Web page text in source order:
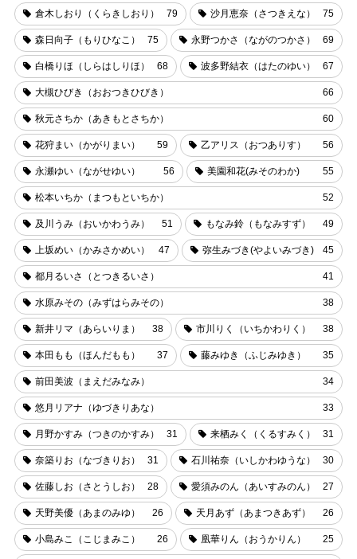
倉木しおり（くらきしおり） 79 沙月恵奈（さつきえな） 75
森日向子（もりひなこ） 75 永野つかさ（ながのつかさ） 69
白橋りほ（しらはしりほ） 68 波多野結衣（はたのゆい） 67
大槻ひびき（おおつきひびき） 66
秋元さちか（あきもとさちか） 60
花狩まい（かがりまい） 59 乙アリス（おつありす） 56
永瀬ゆい（ながせゆい） 56 美園和花(みそのわか) 55
松本いちか（まつもといちか） 52
及川うみ（おいかわうみ） 51 もなみ鈴（もなみすず） 49
上坂めい（かみさかめい） 47 弥生みづき(やよいみづき) 45
都月るいさ（とつきるいさ） 41
水原みその（みずはらみその） 38
新井リマ（あらいりま） 38 市川りく（いちかわりく） 38
本田もも（ほんだもも） 37 藤みゆき（ふじみゆき） 35
前田美波（まえだみなみ） 34
悠月リアナ（ゆづきりあな） 33
月野かすみ（つきのかすみ） 31 来栖みく（くるすみく） 31
奈築りお（なづきりお） 31 石川祐奈（いしかわゆうな） 30
佐藤しお（さとうしお） 28 愛須みのん（あいすみのん） 27
天野美優（あまのみゆ） 26 天月あず（あまつきあず） 26
小島みこ（こじまみこ） 26 凰華りん（おうかりん） 25